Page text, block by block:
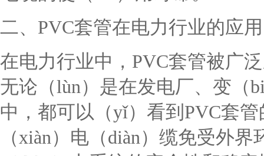
二、PVC套管在电力行业的应用
在电力行业中，PVC套管被广
无论（lùn）是在发电厂、变（
中，都可以（yǐ）看到PVC套
（xiàn）电（diàn）缆免受外